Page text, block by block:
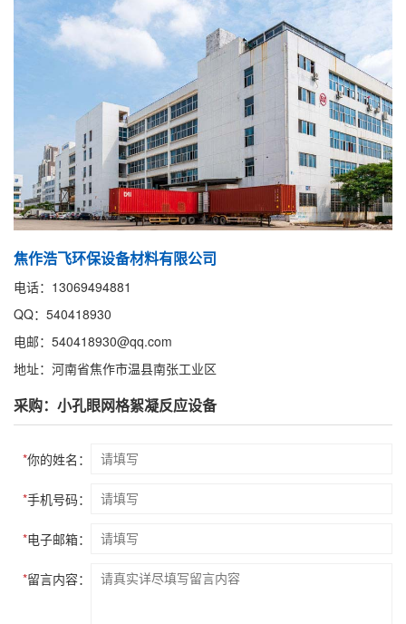
焦作浩飞环保设备材料有限公司
电话：13069494881
QQ：540418930
电邮：540418930@qq.com
地址：河南省焦作市温县南张工业区
采购：小孔眼网格絮凝反应设备
*你的姓名：
*手机号码：
*电子邮箱：
*留言内容：